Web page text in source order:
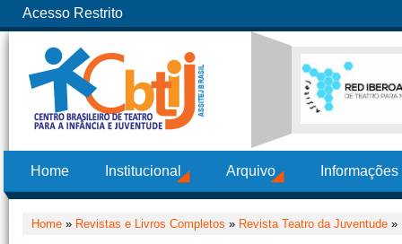
Acesso Restrito
Home Institucional Arquivo
Home » Revistas e Livros Completos » Revista Teatro da Juventude »